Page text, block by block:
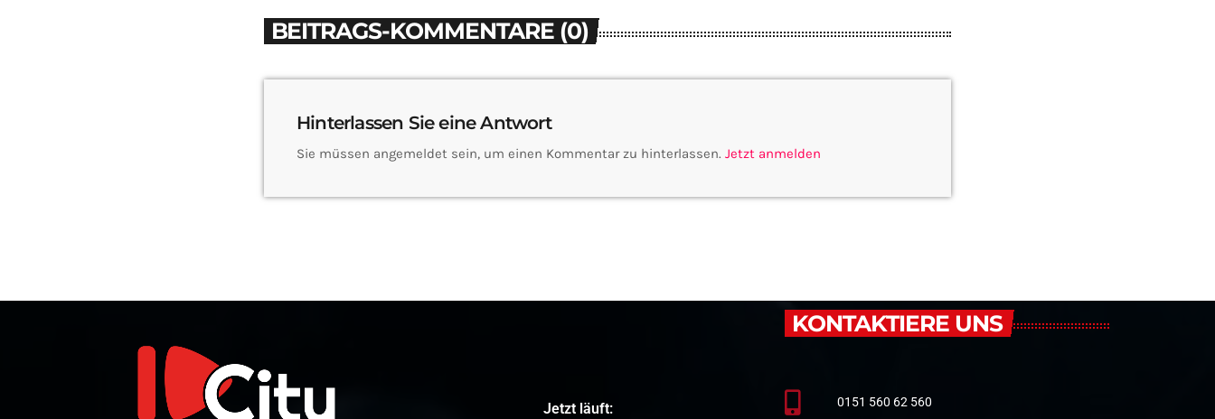
BEITRAGS-KOMMENTARE (0)
Hinterlassen Sie eine Antwort
Sie müssen angemeldet sein, um einen Kommentar zu hinterlassen. Jetzt anmelden
Jetzt läuft:
KONTAKTIERE UNS
0151 560 62 560